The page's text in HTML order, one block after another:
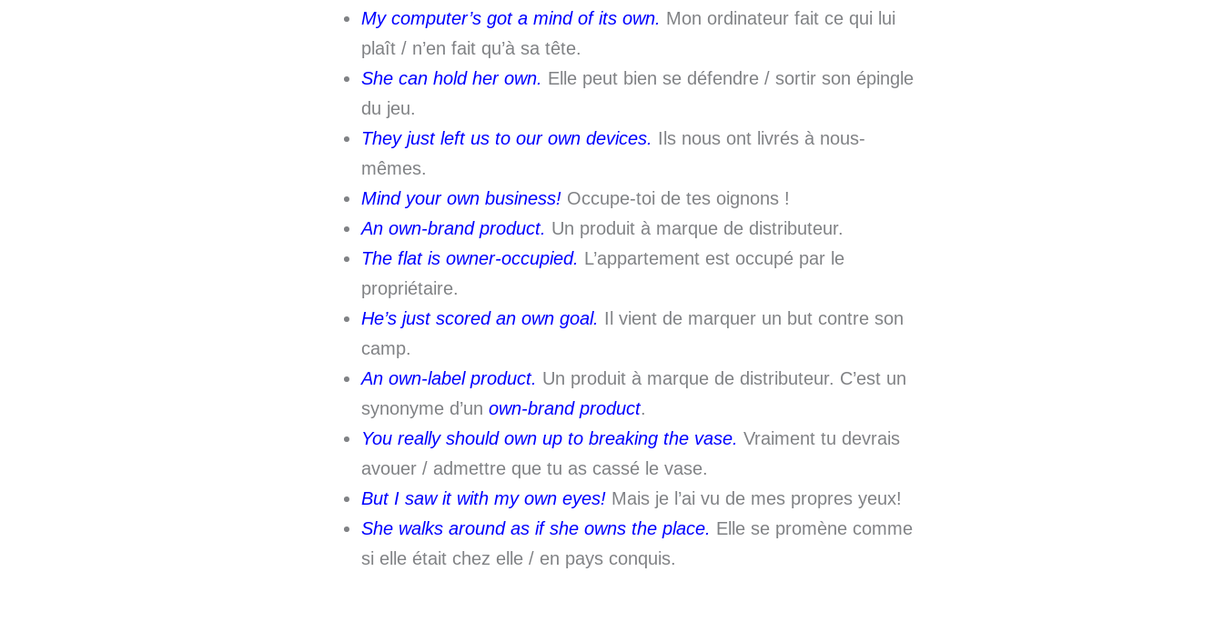
My computer’s got a mind of its own. Mon ordinateur fait ce qui lui
plaît / n’en fait qu’à sa tête.
She can hold her own. Elle peut bien se défendre / sortir son épingle
du jeu.
They just left us to our own devices. Ils nous ont livrés à nous-
mêmes.
Mind your own business! Occupe-toi de tes oignons !
An own-brand product. Un produit à marque de distributeur.
The flat is owner-occupied. L’appartement est occupé par le
propriétaire.
He’s just scored an own goal. Il vient de marquer un but contre son
camp.
An own-label product. Un produit à marque de distributeur. C’est un
synonyme d’un own-brand product.
You really should own up to breaking the vase. Vraiment tu devrais
avouer / admettre que tu as cassé le vase.
But I saw it with my own eyes! Mais je l’ai vu de mes propres yeux!
She walks around as if she owns the place. Elle se promène comme
si elle était chez elle / en pays conquis.